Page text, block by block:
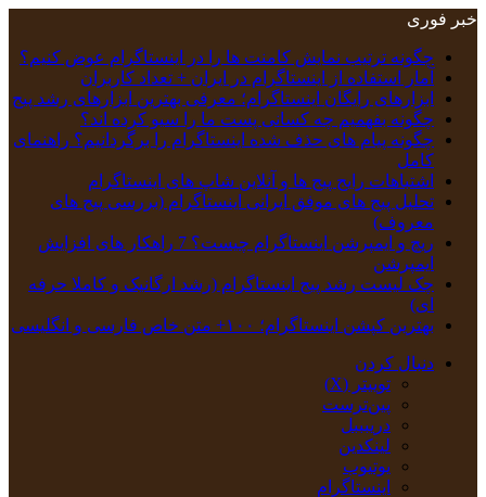
خبر فوری
چگونه ترتیب نمایش کامنت‌ ها را در اینستاگرام عوض کنیم؟
آمار استفاده از اینستاگرام در ایران + تعداد کاربران
ابزارهای رایگان اینستاگرام؛ معرفی بهترین ابزارهای رشد پیج
چگونه بفهمیم چه کسانی پست ما را سیو کرده اند؟
چگونه پیام‌ های حذف‌ شده اینستاگرام را برگردانیم؟ راهنمای
کامل
اشتباهات رایج پیج ها و آنلاین شاپ های اینستاگرام
تحلیل پیج‌ های موفق ایرانی اینستاگرام (بررسی پیج های
معروف)
ریچ و ایمپرشن اینستاگرام چیست؟ 7 راهکار های افزایش
ایمپرشن
چک‌ لیست رشد پیج اینستاگرام (رشد ارگانیک و کاملا حرفه
ای)
بهترین کپشن‌ اینستاگرام؛ ۱۰۰+ متن خاص فارسی و انگلیسی
دنبال کردن
توییتر (X)
‫پین‌ترست
دریبببل
لینکدین
یوتیوب
اینستاگرام